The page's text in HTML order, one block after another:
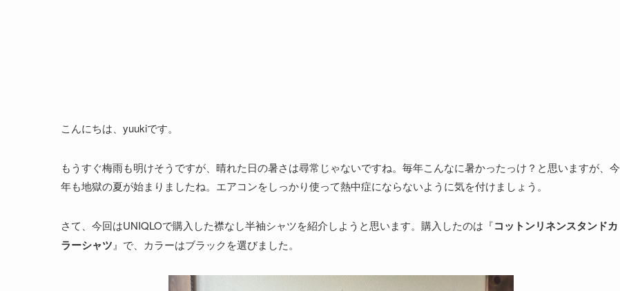
こんにちは、yuukiです。
もうすぐ梅雨も明けそうですが、晴れた日の暑さは尋常じゃないですね。毎年こんなに暑かったっけ？と思いますが、今
年も地獄の夏が始まりましたね。エアコンをしっかり使って熱中症にならないように気を付けましょう。
さて、今回はUNIQLOで購入した襟なし半袖シャツを紹介しようと思います。購入したのは『コットンリネンスタンドカ
ラーシャツ 』で、カラーはブラックを選びました。